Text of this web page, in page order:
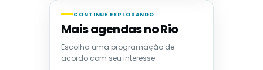
CONTINUE EXPLORANDO
Mais agendas no Rio
Escolha uma programação de
acordo com seu interesse.